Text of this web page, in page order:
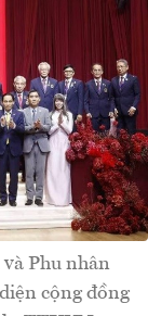
Phu nhân
cộng đồng